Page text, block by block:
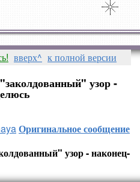
вверх^ к полной версии
узор -
Оригинальное сообщение
узор - наконец-